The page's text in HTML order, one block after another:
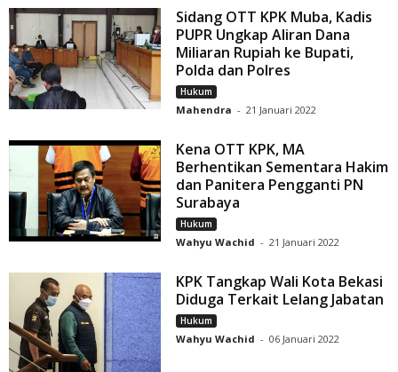
Sidang OTT KPK Muba, Kadis
PUPR Ungkap Aliran Dana
Miliaran Rupiah ke Bupati,
Polda dan Polres
Hukum
Mahendra - 21 Januari 2022
Kena OTT KPK, MA
Berhentikan Sementara Hakim
dan Panitera Pengganti PN
Surabaya
Hukum
Wahyu Wachid - 21 Januari 2022
KPK Tangkap Wali Kota Bekasi
Diduga Terkait Lelang Jabatan
Hukum
Wahyu Wachid - 06 Januari 2022